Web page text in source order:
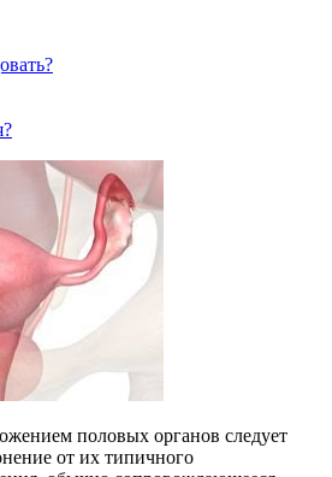
половых органов следует
от их типичного